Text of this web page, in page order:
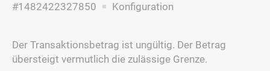
#1482422327850 Konfiguration
Der Transaktionsbetrag ist ungültig. Der Betrag
übersteigt vermutlich die zulässige Grenze.